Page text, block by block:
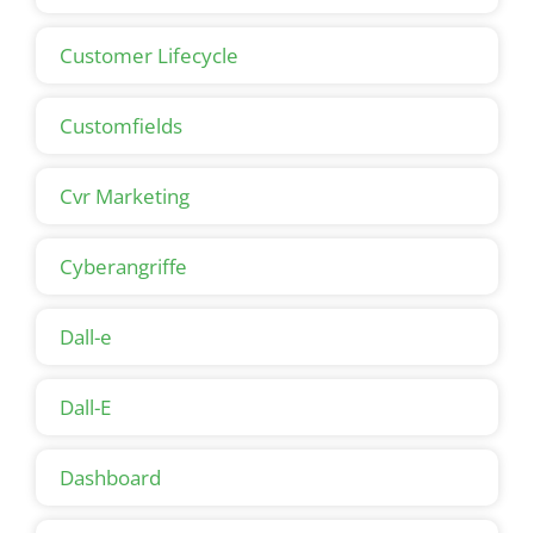
Customer Lifecycle
Customfields
Cvr Marketing
Cyberangriffe
Dall-e
Dall-E
Dashboard